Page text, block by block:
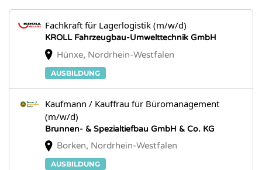
Fachkraft für Lagerlogistik (m/w/d)
KROLL Fahrzeugbau-Umwelttechnik GmbH
Hünxe, Nordrhein-Westfalen
AUSBILDUNG
Kaufmann / Kauffrau für Büromanagement
(m/w/d)
Brunnen- & Spezialtiefbau GmbH & Co. KG
Borken, Nordrhein-Westfalen
AUSBILDUNG